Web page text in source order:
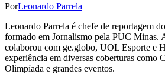
PorLeonardo Parrela
Leonardo Parrela é chefe de reportagem
formado em Jornalismo pela PUC Minas.
colaborou com ge.globo, UOL Esporte e
experiência em diversas coberturas como
Olimpíada e grandes eventos.